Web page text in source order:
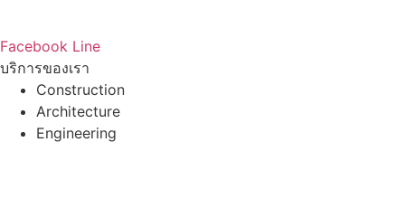
Facebook Line
บริการของเรา
Construction
Architecture
Engineering